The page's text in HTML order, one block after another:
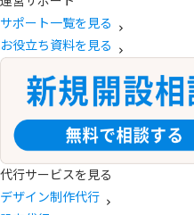
サポート一覧を見る
お役立ち資料を見る
代行サービスを見る
デザイン制作代行